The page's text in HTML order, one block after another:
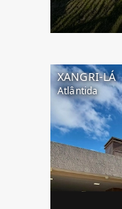
XANGRI-LÁ
Atlântida